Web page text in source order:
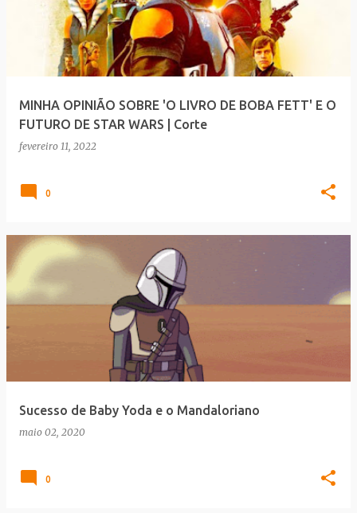
MINHA OPINIÃO SOBRE 'O LIVRO DE BOBA FETT' E O
FUTURO DE STAR WARS | Corte
fevereiro 11, 2022
0
Sucesso de Baby Yoda e o Mandaloriano
maio 02, 2020
0